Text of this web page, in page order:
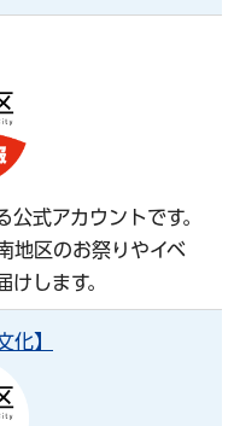
式アカウントです。
地区のお祭りやイベ
します。
化】